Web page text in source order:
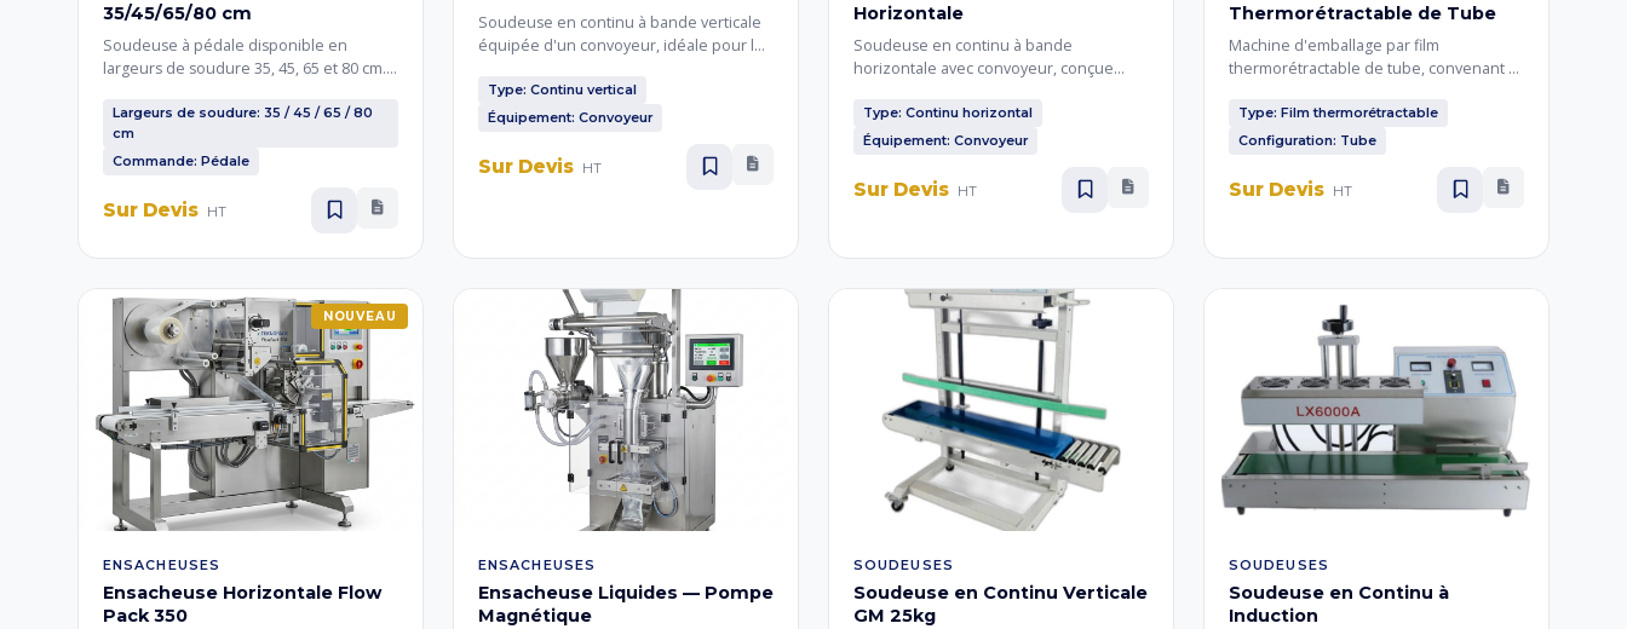
35/45/65/80 cm
Soudeuse à pédale disponible en
largeurs de soudure 35, 45, 65 et 80 cm.
deux mains pour un usage intensif.
Idéale pour le scellage de sachets de
couscous, semoule, épices et produits
Largeurs de soudure: 35 / 45 / 65 / 80
cm
Commande: Pédale
Sur Devis HT
Soudeuse en continu à bande verticale
équipée d'un convoyeur, idéale pour le
maintenus en position verticale.
Soudure régulière et continue pour les
en poudre et granuleux.
Type: Continu vertical
Équipement: Convoyeur
Sur Devis HT
Horizontale
Soudeuse en continu à bande
horizontale avec convoyeur, conçue
à plat. Idéale pour le conditionnement
en continu de produits légers, sachets
alimentaires.
Type: Continu horizontal
Équipement: Convoyeur
Sur Devis HT
Thermorétractable de Tube
Machine d'emballage par film
thermorétractable de tube, convenant à
conditionnement stable. La machine
peut être personnalisée en fonction de
Type: Film thermorétractable
Configuration: Tube
Sur Devis HT
NOUVEAU
ENSACHEUSES
Ensacheuse Horizontale Flow
Pack 350
ENSACHEUSES
Ensacheuse Liquides — Pompe
Magnétique
SOUDEUSES
Soudeuse en Continu Verticale
GM 25kg
SOUDEUSES
Soudeuse en Continu à
Induction